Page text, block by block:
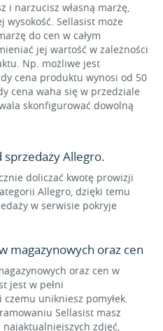
i narzucisz własną marżę,
wysokość. Sellasist może
do cen w całym
jej wartość w zależności
Np. możliwe jest
cena produktu wynosi od 50
cena waha się w przedziale
skonfigurować dowolną
sprzedaży Allegro.
doliczać kwotę prowizji
Allegro, dzięki temu
w serwisie pokryje
magazynowych oraz cen
oraz cen w
jest w pełni
unikniesz pomyłek.
Sellasist masz
najaktualniejszych zdjęć,